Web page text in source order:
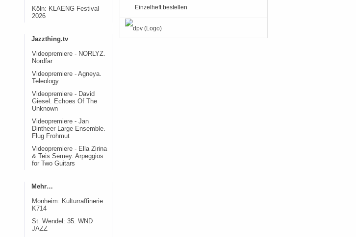
Köln: KLAENG Festival
2026
Jazzthing.tv
Videopremiere - NORLYZ.
Nordfar
Videopremiere - Agneya.
Teleology
Videopremiere - David
Giesel. Echoes Of The
Unknown
Videopremiere - Jan
Dintheer Large Ensemble.
Flug Frohmut
Videopremiere - Ella Zirina
& Teis Semey. Arpeggios
for Two Guitars
Mehr…
Monheim: Kulturraffinerie
K714
St. Wendel: 35. WND
JAZZ
Einzelheft bestellen